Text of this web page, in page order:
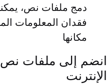
دمج ملفات نص،
فقدان المعلومات
مكانها
الإنترنت